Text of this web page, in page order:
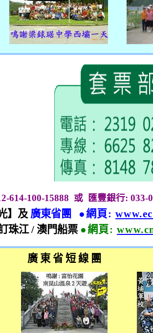
614-100-15888 或 匯豐銀行: 033-
】及 廣東省團 ●網頁:
珠江/澳門船票 ●網頁:
廣 東 省 短 線 團